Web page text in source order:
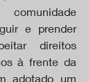
e prender
direitos
à frente da
adotado um